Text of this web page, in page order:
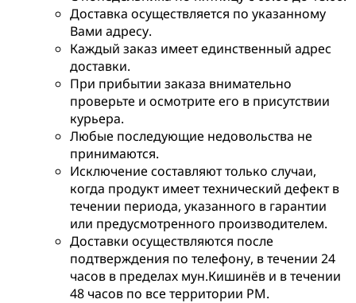
Доставка осуществляется по указанному
Вами адресу.
Каждый заказ имеет единственный адрес
доставки.
При прибытии заказа внимательно
проверьте и осмотрите его в присутствии
курьера.
Любые последующие недовольства не
принимаются.
Исключение составляют только случаи,
когда продукт имеет технический дефект в
течении периода, указанного в гарантии
или предусмотренного производителем.
Доставки осуществляются после
подтверждения по телефону, в течении 24
часов в пределах мун.Кишинёв и в течении
48 часов по все территории РМ.